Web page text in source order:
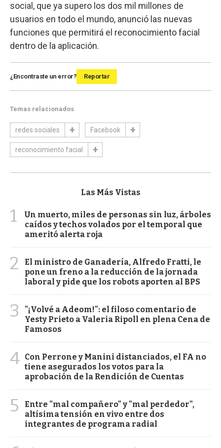
social, que ya supero los dos mil millones de
usuarios en todo el mundo, anunció las nuevas
funciones que permitirá el reconocimiento facial
dentro de la aplicación.
¿Encontraste un error? Reportar
Temas relacionados
redes sociales Facebook
reconocimiento facial
Las Más Vistas
1
Un muerto, miles de personas sin luz, árboles
caídos y techos volados por el temporal que
ameritó alerta roja
2
El ministro de Ganadería, Alfredo Fratti, le
pone un freno a la reducción de la jornada
laboral y pide que los robots aporten al BPS
3
"¡Volvé a Adeom!": el filoso comentario de
Yesty Prieto a Valeria Ripoll en plena Cena de
Famosos
4 Con Perrone y Manini distanciados, el FA no
tiene asegurados los votos para la
aprobación de la Rendición de Cuentas
5
Entre "mal compañero" y "mal perdedor",
altísima tensión en vivo entre dos
integrantes de programa radial